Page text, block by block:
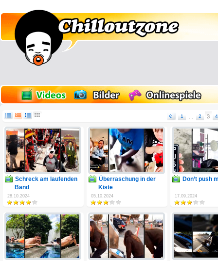
1 2 3 4
Schreck am laufenden
Band
28.10.2024
Überraschung in der
Kiste
05.10.2024
Don’t push
17.09.2024